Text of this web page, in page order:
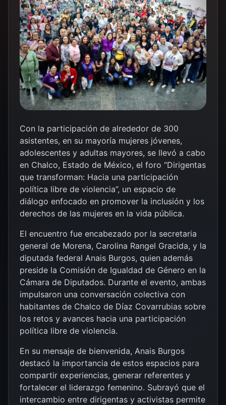
Con la participación de alrededor de 300
asistentes, en su mayoría mujeres jóvenes,
adolescentes y adultas mayores, se llevó a cabo
en Chalco, Estado de México, el foro “Dirigentas
que transforman: Hacia una participación
política libre de violencia”, un espacio de
diálogo enfocado en promover la inclusión y los
derechos de las mujeres en la vida pública.
El encuentro fue encabezado por la secretaria
general de Morena, Carolina Rangel Gracida, y la
diputada federal Anais Burgos, quien además
preside la Comisión de Igualdad de Género en la
Cámara de Diputados. Durante el evento, ambas
impulsaron una conversación colectiva con
habitantes de Chalco de Díaz Covarrubias sobre
los retos y avances hacia una participación
política libre de violencia.
En su mensaje de bienvenida, Anais Burgos
destacó la importancia de estos espacios para
compartir experiencias, generar referentes y
fortalecer el liderazgo femenino. Subrayó que el
intercambio entre dirigentas y activistas permite